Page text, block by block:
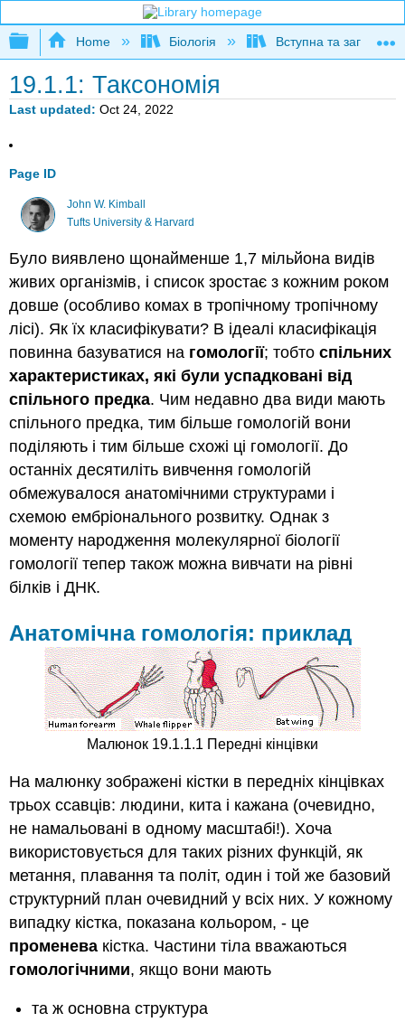
Expand/collapse global hierarchy
Home Біологія Вступна та загальна
19.1.1: Таксономія
Last updated Oct 24, 2022
Page ID
John W. Kimball
Tufts University & Harvard
Було виявлено щонайменше 1,7 мільйона видів
живих організмів, і список зростає з кожним роком
довше (особливо комах в тропічному тропічному
лісі). Як їх класифікувати? В ідеалі класифікація
повинна базуватися на гомології; тобтоспільних
характеристиках, які були успадковані від
спільного предка. Чим недавно два види мають
спільного предка, тим більше гомологій вони
поділяють і тим більше схожі ці гомології. До
останніх десятиліть вивчення гомологій
обмежувалося анатомічними структурами і
схемою ембріонального розвитку. Однак з
моменту народження молекулярної біології
гомології тепер також можна вивчати на рівні
білків і ДНК.
Анатомічна гомологія: приклад
Малюнок 19.1.1.1 Передні кінцівки
На малюнку зображені кістки в передніх кінцівках
трьох ссавців: людини, кита і кажана (очевидно,
не намальовані в одному масштабі!). Хоча
використовується для таких різних функцій, як
метання, плавання та політ, один і той же базовий
структурний план очевидний у всіх них. У кожному
випадку кістка, показана кольором, - це
променева кістка. Частини тіла вважаються
гомологічними, якщо вони мають
та ж основна структура